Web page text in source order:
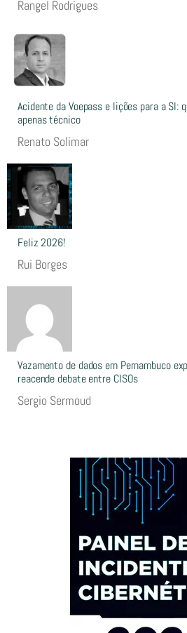
Rangel Rodrigues
Acidente da Voepass e lições para a SI:
apenas técnico
Renato Solimar
Feliz 2026!
Rui Borges
Vazamento de dados em Pernambuco
reacende debate entre CISOs
Sergio Sermoud